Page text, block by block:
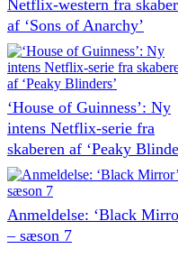
Netflix-western fra
af ‘Sons of Anarchy’
‘House of Guinness’: Ny
intens Netflix-serie fra
skaberen af ‘Peaky
Anmeldelse: ‘Black
– sæson 7